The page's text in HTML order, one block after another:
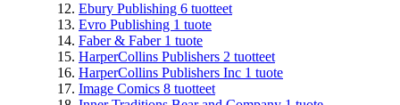
Ebury Publishing 6 tuotteet
Evro Publishing 1 tuote
Faber & Faber 1 tuote
HarperCollins Publishers 2 tuotteet
HarperCollins Publishers Inc 1 tuote
Image Comics 8 tuotteet